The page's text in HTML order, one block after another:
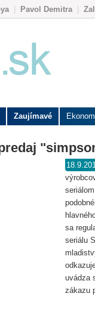
| Pavol Demitra|
Zaujímavé
sa
seriálu
uvádza
zákazu